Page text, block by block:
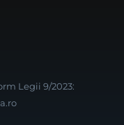
Legii 9/2023: